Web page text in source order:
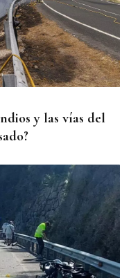
y las vías del